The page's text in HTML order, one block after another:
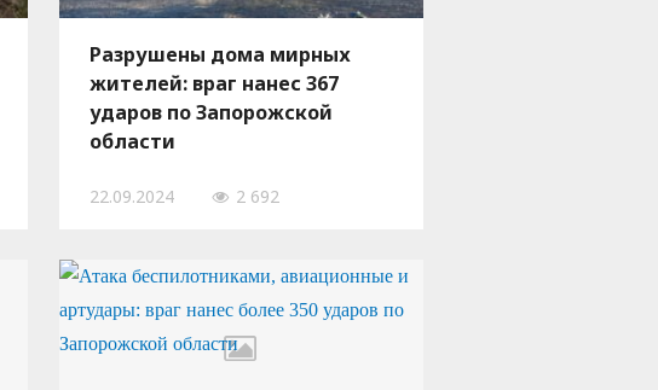
Разрушены дома мирных
жителей: враг нанес 367
ударов по Запорожской
области
22.09.2024 2 692